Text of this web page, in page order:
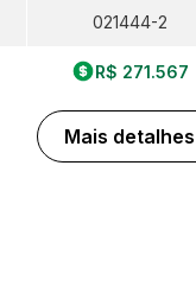
021444-2
R$ 271.567
Mais detalhes